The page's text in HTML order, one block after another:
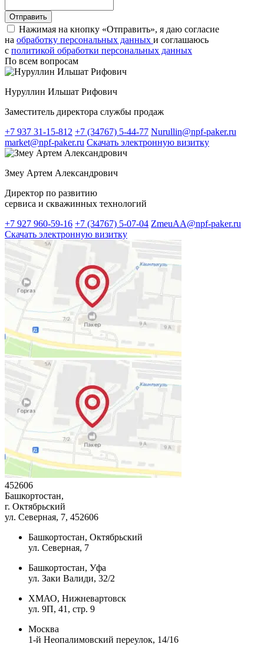
Нажимая на кнопку «Отправить», я даю согласие
на обработку персональных данных и соглашаюсь
c политикой обработки персональных данных
По всем вопросам
Нуруллин Ильшат Рифович
Заместитель директора службы продаж
+7 937 31-15-812 +7 (34767) 5-44-77 Nurullin@npf-paker.ru
market@npf-paker.ru Скачать электронную визитку
Змеу Артем Александрович
Директор по развитию
сервиса и скважинных технологий
+7 927 960-59-16 +7 (34767) 5-07-04 ZmeuAA@npf-paker.ru
Скачать электронную визитку
452606
Башкортостан,
г. Октябрьский
ул. Северная, 7, 452606
Башкортостан, Октябрьский
ул. Северная, 7
Башкортостан, Уфа
ул. Заки Валиди, 32/2
ХМАО, Нижневартовск
ул. 9П, 41, стр. 9
Москва
1-й Неопалимовский переулок, 14/16